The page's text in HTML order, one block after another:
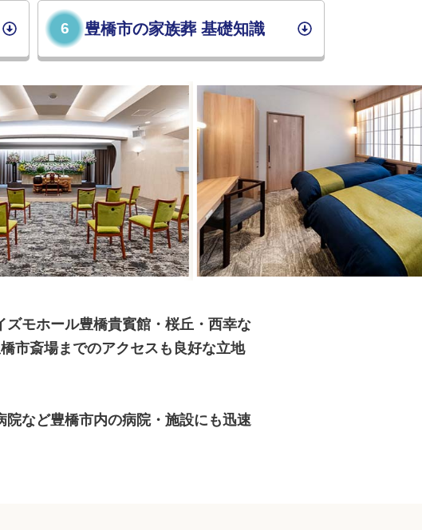
6 豊橋市の家族葬 基礎知識
モホール豊橋貴賓館・桜丘・西幸な
市斎場までのアクセスも良好な立地
など豊橋市内の病院・施設にも迅速